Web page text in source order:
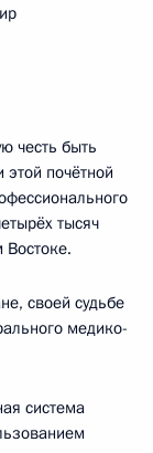
честь быть
почётной
тысяч
Востоке.
своей судьбе
медико-
система